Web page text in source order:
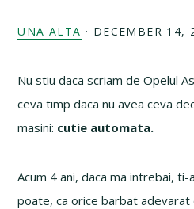
UNA ALTA · DECEMBER 14,
Nu stiu daca scriam de Opelul
ceva timp daca nu avea ceva
masini: cutie automata.
Acum 4 ani, daca ma intrebai,
poate, ca orice barbat adevarat